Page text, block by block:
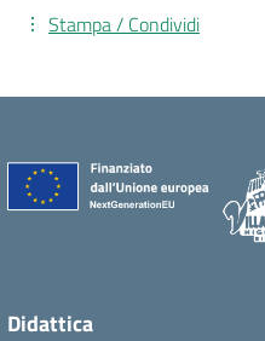
Stampa / Condividi
Didattica